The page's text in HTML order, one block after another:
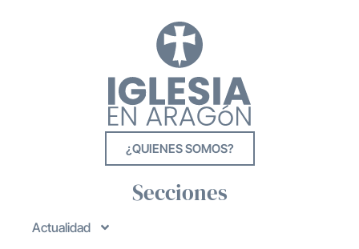
¿QUIENES SOMOS?
Secciones
Actualidad